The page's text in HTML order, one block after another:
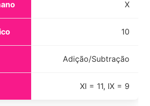
X
10
Adição/Subtração
XI = 11, IX = 9